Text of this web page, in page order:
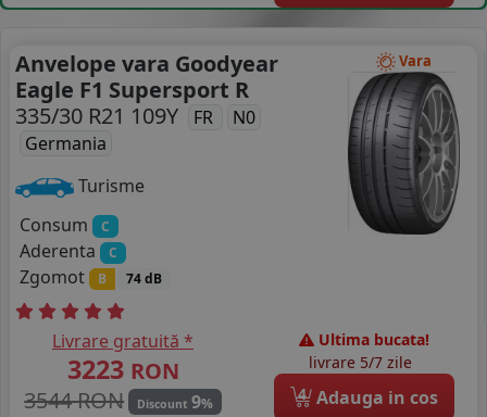
Vara
Anvelope vara Goodyear
Eagle F1 Supersport R
335/30 R21 109Y
FR
N0
Germania
Turisme
Consum
C
Aderenta C
Zgomot B 74 dB
Livrare gratuită *
3223 RON
3544 RON
Discount 9%
Ultima bucata!
livrare 5/7 zile
4 Adauga in cos